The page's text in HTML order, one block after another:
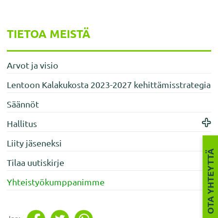
Ensisijainen
TIETOA MEISTÄ
Arvot ja visio
Lentoon Kalakukosta 2023-2027 kehittämisstrategia
Säännöt
Hallitus
Liity jäseneksi
Tilaa uutiskirje
Yhteistyökumppanimme
OTA YHTEYTTÄ